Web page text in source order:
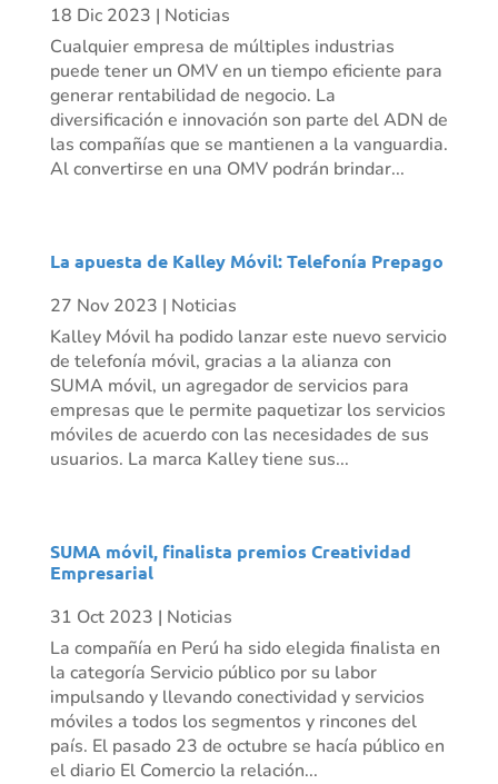
18 Dic 2023 | Noticias
Cualquier empresa de múltiples industrias
puede tener un OMV en un tiempo eficiente para
generar rentabilidad de negocio. La
diversificación e innovación son parte del ADN de
las compañías que se mantienen a la vanguardia.
Al convertirse en una OMV podrán brindar...
La apuesta de Kalley Móvil: Telefonía Prepago
27 Nov 2023 | Noticias
Kalley Móvil ha podido lanzar este nuevo servicio
de telefonía móvil, gracias a la alianza con
SUMA móvil, un agregador de servicios para
empresas que le permite paquetizar los servicios
móviles de acuerdo con las necesidades de sus
usuarios. La marca Kalley tiene sus...
SUMA móvil, finalista premios Creatividad
Empresarial
31 Oct 2023 | Noticias
La compañía en Perú ha sido elegida finalista en
la categoría Servicio público por su labor
impulsando y llevando conectividad y servicios
móviles a todos los segmentos y rincones del
país. El pasado 23 de octubre se hacía público en
el diario El Comercio la relación...